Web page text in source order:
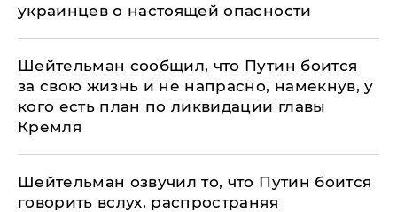
украинцев о настоящей опасности
Шейтельман сообщил, что Путин боится
за свою жизнь и не напрасно, намекнув, у
кого есть план по ликвидации главы
Кремля
Шейтельман озвучил то, что Путин боится
говорить вслух, распространяя